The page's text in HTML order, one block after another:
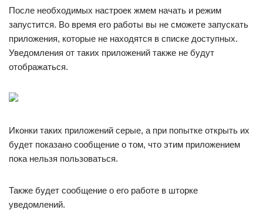
После необходимых настроек жмем начать и режим
запустится. Во время его работы вы не сможете запускать
приложения, которые не находятся в списке доступных.
Уведомления от таких приложений также не будут
отображаться.
Иконки таких приложений серые, а при попытке открыть их
будет показано сообщение о том, что этим приложением
пока нельзя пользоваться.
Также будет сообщение о его работе в шторке
уведомлений.